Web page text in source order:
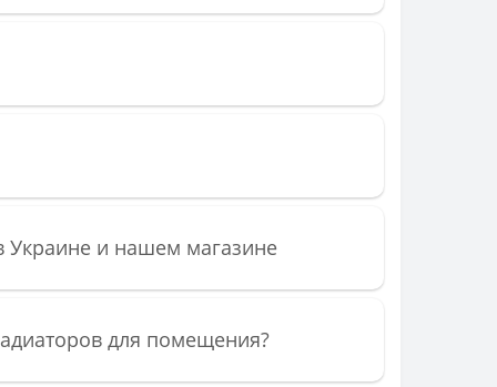
Украине и нашем магазине
для помещения?